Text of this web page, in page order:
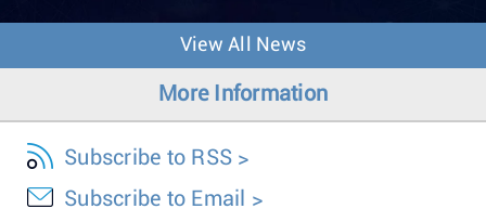
o
View All News
More Information
Subscribe to RSS
Subscribe to Email